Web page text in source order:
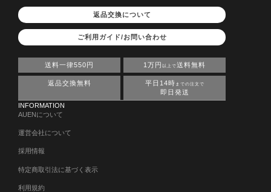
返品交換について
ご利用ガイド/お問い合わせ
送料一律550円 1万円 以上で送料無料
返品交換無料 平日14時 までの注文で
即日発送
INFORMATION
AUENについて
運営会社について
採用情報
特定商取引法に基づく表示
利用規約